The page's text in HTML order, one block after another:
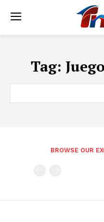
Tag:
BROWSE OUR